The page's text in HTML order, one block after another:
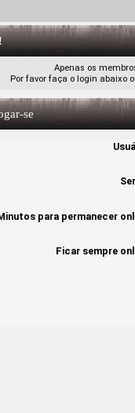
Apenas os
Por favor faça o login abaixo
se
para permanecer
Ficar sempre